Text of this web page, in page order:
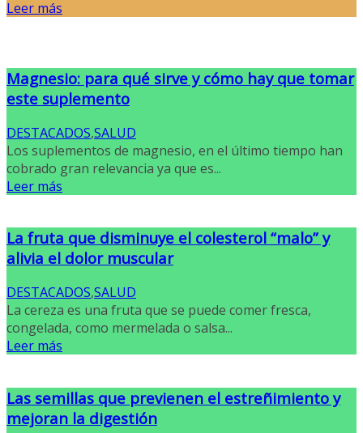
Leer más
Magnesio: para qué sirve y cómo hay que tomar
este suplemento
DESTACADOS,SALUD
Los suplementos de magnesio, en el último tiempo han
cobrado gran relevancia ya que es...
Leer más
La fruta que disminuye el colesterol “malo” y
alivia el dolor muscular
DESTACADOS,SALUD
La cereza es una fruta que se puede comer fresca,
congelada, como mermelada o salsa...
Leer más
Las semillas que previenen el estreñimiento y
mejoran la digestión